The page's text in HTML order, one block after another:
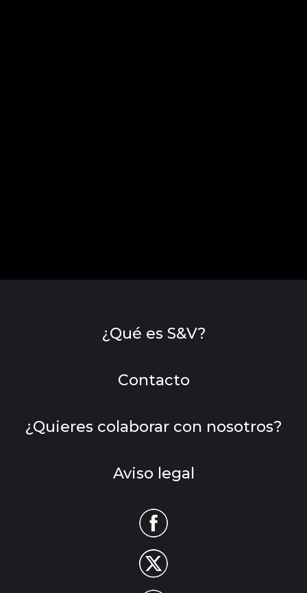
¿Qué es S&V?
Contacto
¿Quieres colaborar con nosotros?
Aviso legal